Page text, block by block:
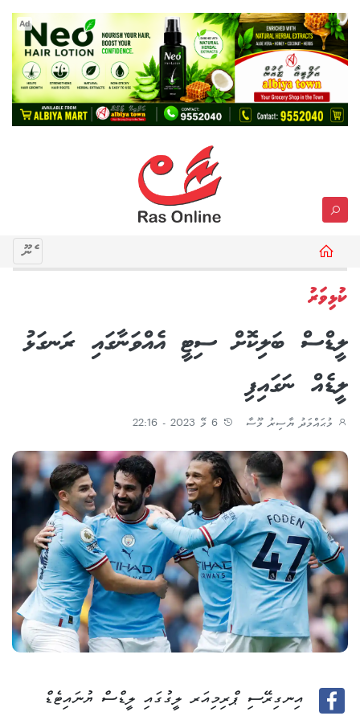
Ad
މެނޫ
ކުޅިވަރު
ލީޑްސް ބަލިކޮށް ސިޓީ އެއްވަނާގައި ރަނގަޅު
ލީޑެއް ނަގައިފި
މުޙައްމަދު ޔާސިރު މޫސާ
އިނގިރޭސި ޕްރިމިއަރ ލީގުގައި ލީޑްސް ޔުނައިޓެޑް